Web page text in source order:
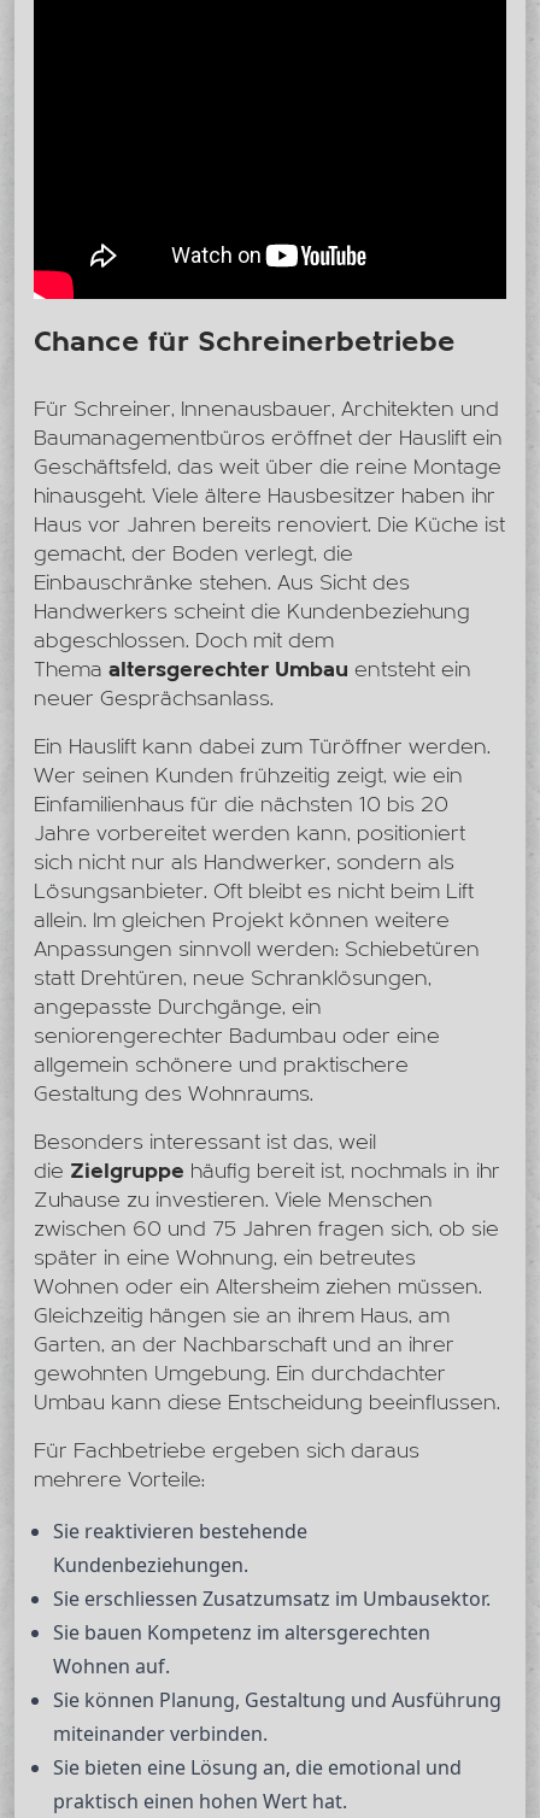
Chance für Schreinerbetriebe
Für Schreiner, Innenausbauer, Architekten und
Baumanagementbüros eröffnet der Hauslift ein
Geschäftsfeld, das weit über die reine Montage
hinausgeht. Viele ältere Hausbesitzer haben ihr
Haus vor Jahren bereits renoviert. Die Küche ist
gemacht, der Boden verlegt, die
Einbauschränke stehen. Aus Sicht des
Handwerkers scheint die Kundenbeziehung
abgeschlossen. Doch mit dem
Thema altersgerechter Umbau entsteht ein
neuer Gesprächsanlass.
Ein Hauslift kann dabei zum Türöffner werden.
Wer seinen Kunden frühzeitig zeigt, wie ein
Einfamilienhaus für die nächsten 10 bis 20
Jahre vorbereitet werden kann, positioniert
sich nicht nur als Handwerker, sondern als
Lösungsanbieter. Oft bleibt es nicht beim Lift
allein. Im gleichen Projekt können weitere
Anpassungen sinnvoll werden: Schiebetüren
statt Drehtüren, neue Schranklösungen,
angepasste Durchgänge, ein
seniorengerechter Badumbau oder eine
allgemein schönere und praktischere
Gestaltung des Wohnraums.
Besonders interessant ist das, weil
die Zielgruppe häufig bereit ist, nochmals in ihr
Zuhause zu investieren. Viele Menschen
zwischen 60 und 75 Jahren fragen sich, ob sie
später in eine Wohnung, ein betreutes
Wohnen oder ein Altersheim ziehen müssen.
Gleichzeitig hängen sie an ihrem Haus, am
Garten, an der Nachbarschaft und an ihrer
gewohnten Umgebung. Ein durchdachter
Umbau kann diese Entscheidung beeinflussen.
Für Fachbetriebe ergeben sich daraus
mehrere Vorteile:
Sie reaktivieren bestehende
Kundenbeziehungen.
Sie erschliessen Zusatzumsatz im Umbausektor.
Sie bauen Kompetenz im altersgerechten
Wohnen auf.
Sie können Planung, Gestaltung und Ausführung
miteinander verbinden.
Sie bieten eine Lösung an, die emotional und
praktisch einen hohen Wert hat.